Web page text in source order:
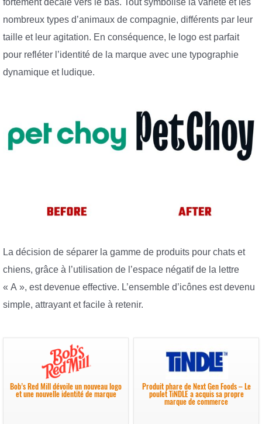
nombreux types d’animaux de compagnie, différents par leur
taille et leur agitation. En conséquence, le logo est parfait
pour refléter l’identité de la marque avec une typographie
dynamique et ludique.
La décision de séparer la gamme de produits pour chats et
chiens, grâce à l’utilisation de l’espace négatif de la lettre
« A », est devenue effective. L’ensemble d’icônes est devenu
simple, attrayant et facile à retenir.
Bob’s Red Mill dévoile un nouveau logo
et une nouvelle identité de marque
Produit phare de Next Gen Foods – Le
poulet TiNDLE a acquis sa propre
marque de commerce